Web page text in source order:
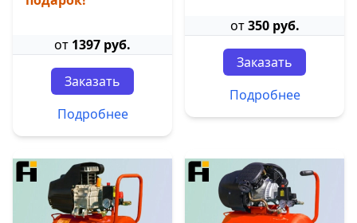
от 1397 руб.
Заказать
Подробнее
от350 руб.
Заказать
Подробнее